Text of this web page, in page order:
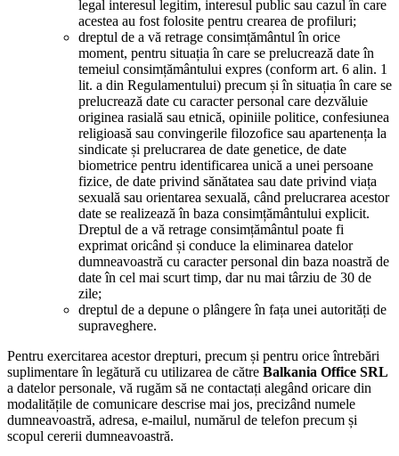
legal interesul legitim, interesul public sau cazul în care
acestea au fost folosite pentru crearea de profiluri;
dreptul de a vă retrage consimțământul în orice
moment, pentru situația în care se prelucrează date în
temeiul consimțământului expres (conform art. 6 alin. 1
lit. a din Regulamentului) precum și în situația în care se
prelucrează date cu caracter personal care dezvăluie
originea rasială sau etnică, opiniile politice, confesiunea
religioasă sau convingerile filozofice sau apartenența la
sindicate și prelucrarea de date genetice, de date
biometrice pentru identificarea unică a unei persoane
fizice, de date privind sănătatea sau date privind viața
sexuală sau orientarea sexuală, când prelucrarea acestor
date se realizează în baza consimțământului explicit.
Dreptul de a vă retrage consimțământul poate fi
exprimat oricând și conduce la eliminarea datelor
dumneavoastră cu caracter personal din baza noastră de
date în cel mai scurt timp, dar nu mai târziu de 30 de
zile;
dreptul de a depune o plângere în fața unei autorități de
supraveghere.
Pentru exercitarea acestor drepturi, precum și pentru orice întrebări
suplimentare în legătură cu utilizarea de către Balkania Office SRL
a datelor personale, vă rugăm să ne contactați alegând oricare din
modalitățile de comunicare descrise mai jos, precizând numele
dumneavoastră, adresa, e-mailul, numărul de telefon precum și
scopul cererii dumneavoastră.